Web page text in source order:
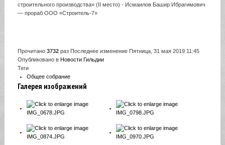
строительного производства» (II место) - Исмаилов Башир Ибрагимович
— прораб ООО «Строитель-7»
Прочитано 3732раз Последнее изменение Пятница, 31 мая 2019 11:45
Опубликовано в Новости Гильдии
Теги
Общее собрание
Галерея изображений